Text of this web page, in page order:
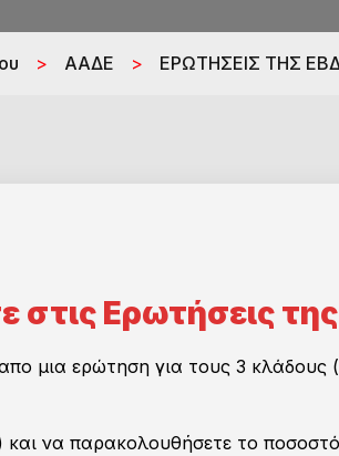
> ΑΑΔΕ > ΕΡΩΤΗΣΕΙΣ ΤΗΣ
στις Ερωτήσεις
μια ερώτηση για τους 3
να παρακολουθήσετε το